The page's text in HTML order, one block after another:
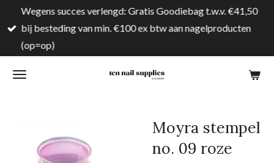
direct
naar
hoofdinhoud
Wegens succes verlengd: Gratis Goodiebag t.w.v. €41,50
bij besteding van min. €100 ex btw aan nagelproducten
(op=op)
Moyra stempel
no. 09 roze